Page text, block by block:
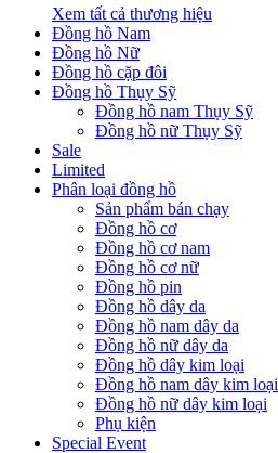
Xem tất cả thương hiệu
Đồng hồ Nam
Đồng hồ Nữ
Đồng hồ cặp đôi
Đồng hồ Thụy Sỹ
Đồng hồ nam Thụy Sỹ
Đồng hồ nữ Thụy Sỹ
Sale
Limited
Phân loại đồng hồ
Sản phẩm bán chạy
Đồng hồ cơ
Đồng hồ cơ nam
Đồng hồ cơ nữ
Đồng hồ pin
Đồng hồ dây da
Đồng hồ nam dây da
Đồng hồ nữ dây da
Đồng hồ dây kim loại
Đồng hồ nam dây kim loại
Đồng hồ nữ dây kim loại
Phụ kiện
Special Event